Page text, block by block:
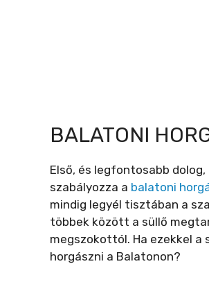
BALATONI
Első, és legfontosabb
szabályozza a balatoni
mindig legyél tisztában a
többek között a süllő
megszokottól. Ha ezekkel a
horgászni a Balatonon?